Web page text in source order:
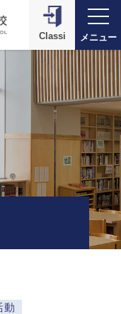
Classi メニュー
動